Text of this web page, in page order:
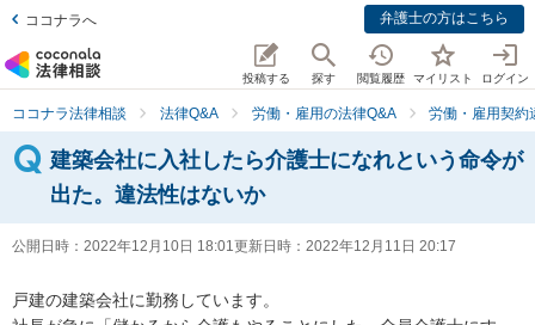
ココナラへ 弁護士の方はこちら
投稿する 探す 閲覧履歴 マイリスト ログイン
ココナラ法律相談 法律Q&A 労働・雇用の法律Q&A 労働・雇用契約
建築会社に入社したら介護士になれという命令が
出た。違法性はないか
公開日時： 2022年12月10日 18:01更新日時： 2022年12月11日 20:17
戸建の建築会社に勤務しています。